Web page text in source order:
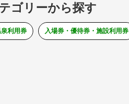
ゴリーから探す
利用券 入場券・優待券・施設利用券